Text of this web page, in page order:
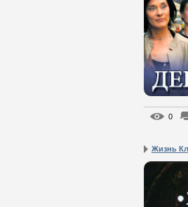
0
Жизнь